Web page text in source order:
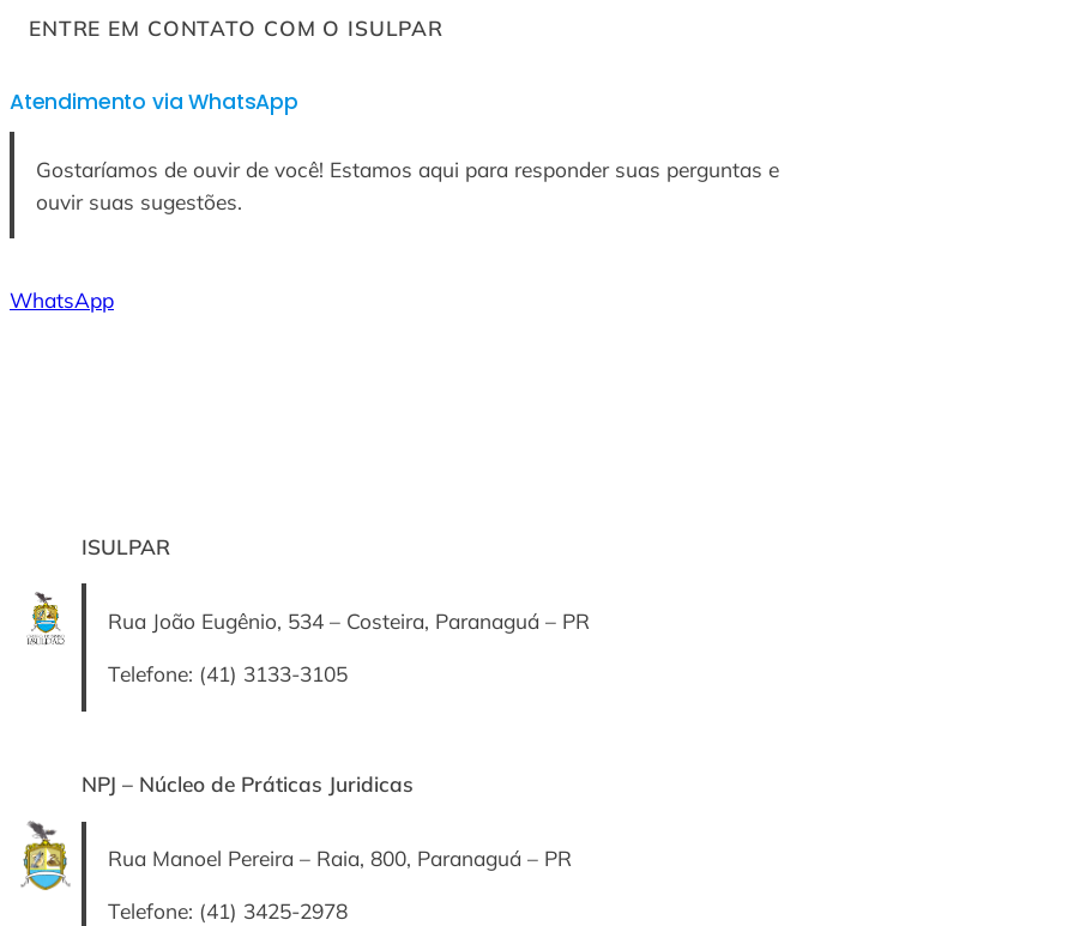
ENTRE EM CONTATO COM O ISULPAR
Atendimento via WhatsApp
Gostaríamos de ouvir de você! Estamos aqui para responder suas perguntas e
ouvir suas sugestões.
WhatsApp
ISULPAR
Rua João Eugênio, 534 – Costeira, Paranaguá – PR
Telefone: (41) 3133-3105
NPJ – Núcleo de Práticas Juridicas
Rua Manoel Pereira – Raia, 800, Paranaguá – PR
Telefone: (41) 3425-2978